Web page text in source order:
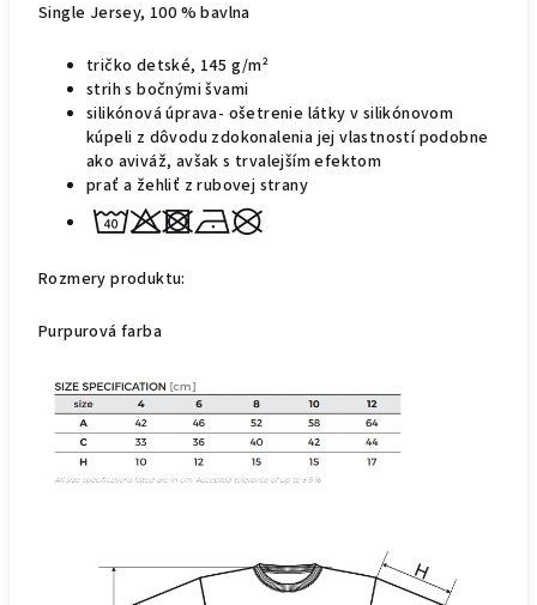
Single Jersey, 100 % bavlna
tričko detské, 145 g/m²
strih s bočnými švami
silikónová úprava- ošetrenie látky v silikónovom
kúpeli z dôvodu zdokonalenia jej vlastností podobne
ako aviváž, avšak s trvalejšímefektom
prať a žehliť z rubovej strany
Rozmery produktu:
Purpurová farba